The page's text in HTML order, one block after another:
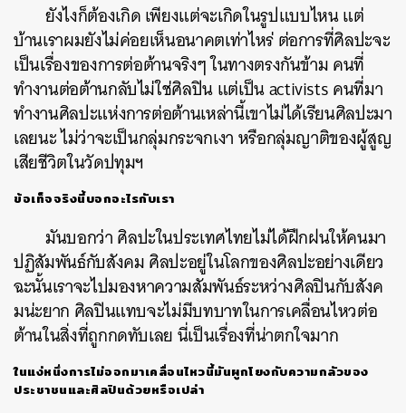
ยังไงก็ต้องเกิดเพียงแต่จะเกิดในรูปแบบไหนแต่
บ้านเราผมยังไม่ค่อยเห็นอนาคตเท่าไหร่ต่อการที่ศิลปะจะ
เป็นเรื่องของการต่อต้านจริงๆในทางตรงกันข้ามคนที่
ทำงานต่อต้านกลับไม่ใช่ศิลปินแต่เป็นactivistsคนที่มา
ทำงานศิลปะแห่งการต่อต้านเหล่านี้เขาไม่ได้เรียนศิลปะมา
เลยนะไม่ว่าจะเป็นกลุ่มกระจกเงาหรือกลุ่มญาติของผู้สูญ
เสียชีวิตในวัดปทุมฯ
ข้อเท็จจริงนี้บอกอะไรกับเรา
มันบอกว่าศิลปะในประเทศไทยไม่ได้ฝึกฝนให้คนมา
ปฏิสัมพันธ์กับสังคมศิลปะอยู่ในโลกของศิลปะอย่างเดียว
ฉะนั้นเราจะไปมองหาความสัมพันธ์ระหว่างศิลปินกับสังค
มน่ะยาก ศิลปินแทบจะไม่มีบทบาทในการเคลื่อนไหวต่อ
ต้านในสิ่งที่ถูกกดทับเลยนี่เป็นเรื่องที่น่าตกใจมาก
ในแง่หนึ่งการไม่ออกมาเคลื่อนไหวนี้มันผูกโยงกับความกลัวของ
ประชาชนและศิลปินด้วยหรือเปล่า